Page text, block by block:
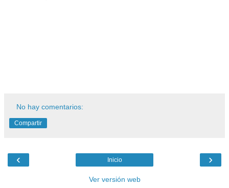
No hay comentarios:
Compartir
‹ ›
Inicio
Ver versión web